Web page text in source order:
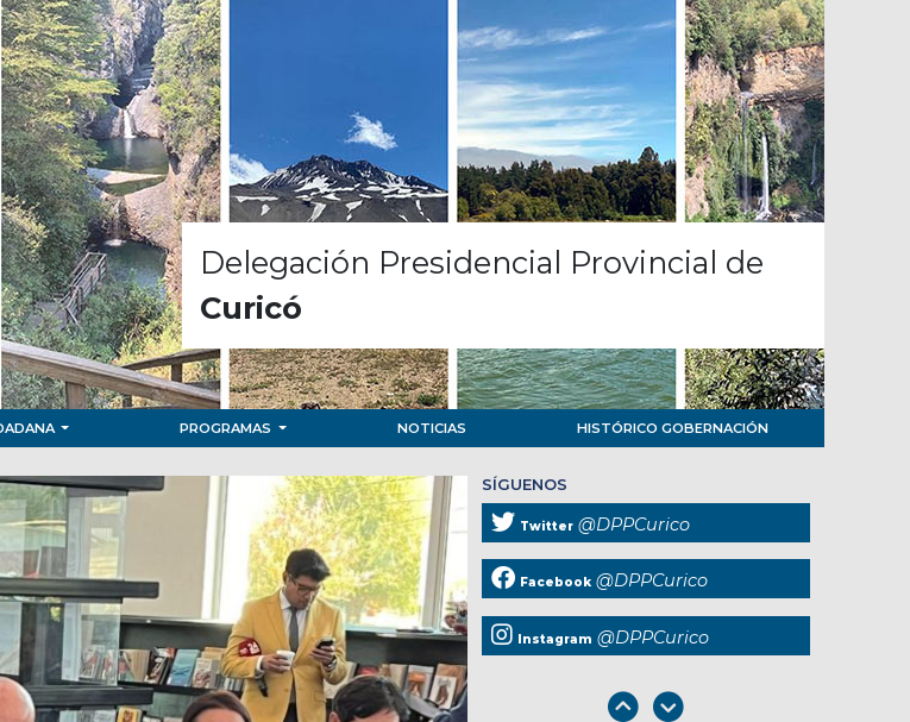
Delegación Presidencial Provincial de
Curicó
PROGRAMAS NOTICIAS HISTÓRICO GOBERNACIÓN
SÍGUENOS
Twitter @DPPCurico
Facebook @DPPCurico
Instagram @DPPCurico